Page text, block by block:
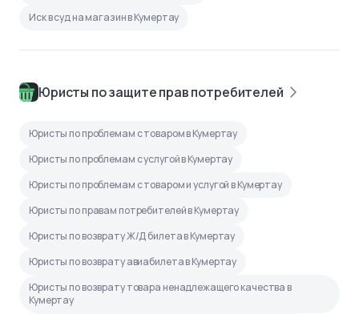
Иск в суд на магазин в Кумертау
Юристы по защите прав потребителей
Юристы по проблемам с товаром в Кумертау
Юристы по проблемам с услугой в Кумертау
Юристы по проблемам с товаром и услугой в Кумертау
Юристы по правам потребителей в Кумертау
Юристы по возврату Ж/Д билета в Кумертау
Юристы по возврату авиабилета в Кумертау
Юристы по возврату товара ненадлежащего качества в
Кумертау